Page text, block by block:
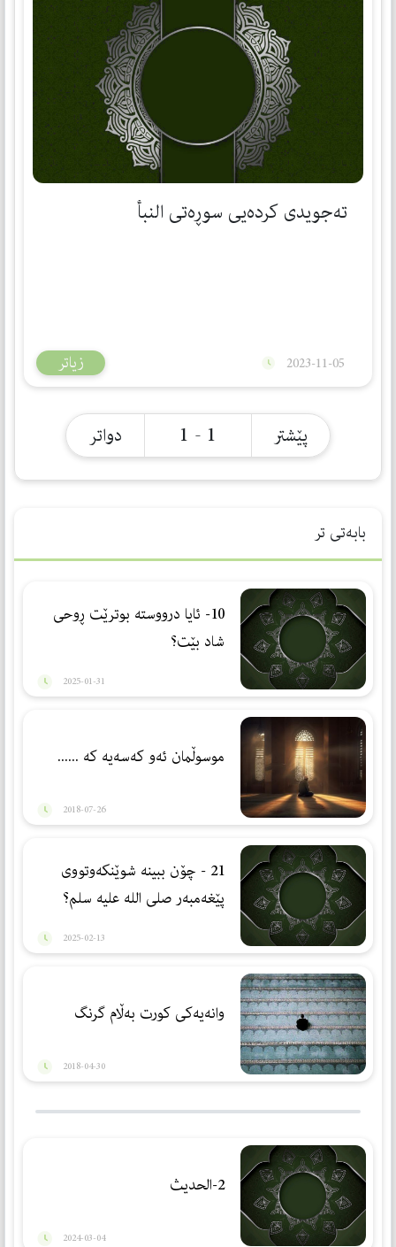
تەجویدی كردەیی سوڕەتی النبأ
زیاتر 2023-11-05
پێشتر 1 - 1 دواتر
بابەتی تر
10- ئایا درووستە بوترێت ڕوحی
شاد بێت؟
2025-01-31
موسوڵمان ئەو كەسەیە كە ......
2018-07-26
21 - چۆن ببینە شوێنكەوتووی
پێغەمبەر صلی الله علیه سلم؟
2025-02-13
وانه‌یه‌كی كورت به‌ڵام گرنگ
2018-04-30
2-الحديث
2024-03-04